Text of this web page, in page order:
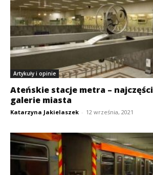
Artykuły i opinie
Ateńskie stacje metra –
galerie miasta
Katarzyna Jakielaszek - 12 września, 2021